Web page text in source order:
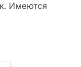
Имеются